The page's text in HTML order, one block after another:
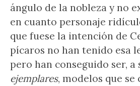
ángulo de la nobleza y no
en cuanto personaje
que fuese la intención de
pícaros no han tenido esa
pero han conseguido ser, a
ejemplares, modelos que